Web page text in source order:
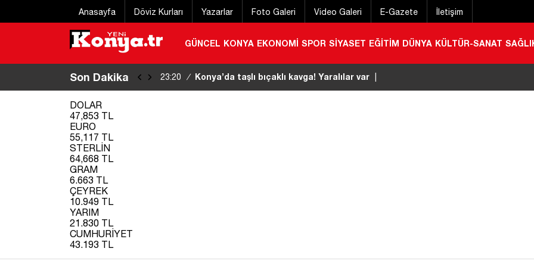
Anasayfa Döviz Kurları Yazarlar Foto Galeri Video Galeri E-Gazete İletişim
GÜNCEL KONYA EKONOMİ SPOR SİYASET EĞİTİM DÜNYA KÜLTÜR-SANAT
Son Dakika 22:55 / Konya Bisiklet Festivali başladı |
DOLAR
47,853 TL
EURO
55,117 TL
STERLİN
64,668 TL
GRAM
6.663 TL
ÇEYREK
10.949 TL
YARIM
21.830 TL
CUMHURİYET
43.193 TL